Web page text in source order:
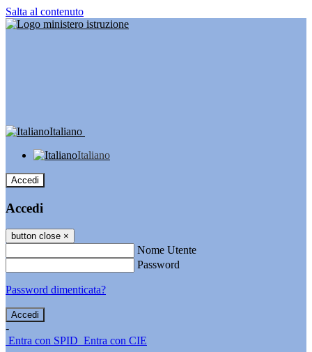
Salta al contenuto
Italiano
Italiano
Accedi
Accedi
button close ×
Nome Utente
Password
Password dimenticata?
-
Entra con SPID Entra con CIE